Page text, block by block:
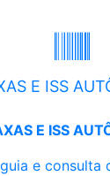
E ISS
E ISS
e consulta